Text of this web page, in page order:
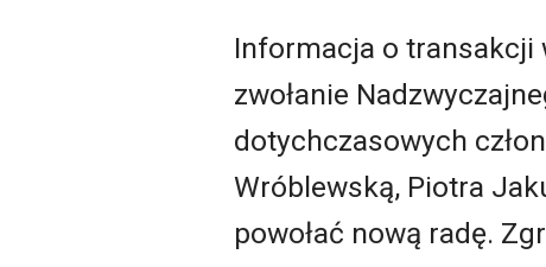
Informacja o transakcji
zwołanie
dotychczasowych
Wróblewską, Piotra
powołać nową radę.